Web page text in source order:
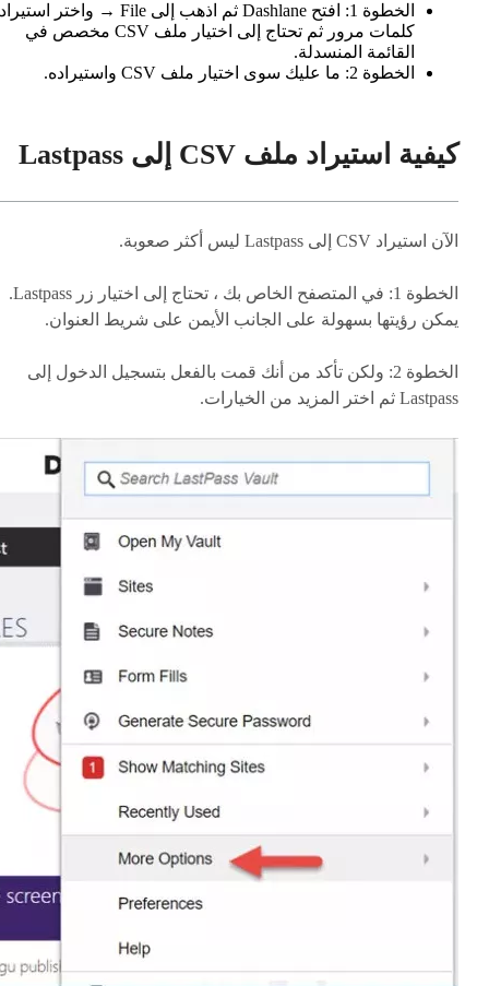
الخطوة 1: افتح Dashlane ثم اذهب إلى File → واختر استيراد
كلمات مرور ثم تحتاج إلى اختيار ملف CSV مخصص في
القائمة المنسدلة.
الخطوة 2: ما عليك سوى اختيار ملف CSV واستيراده.
كيفية استيراد ملف CSV إلى Lastpass
الآن استيراد CSV إلى Lastpass ليس أكثر صعوبة.
الخطوة 1: في المتصفح الخاص بك ، تحتاج إلى اختيار زر Lastpass.
يمكن رؤيتها بسهولة على الجانب الأيمن على شريط العنوان.
الخطوة 2: ولكن تأكد من أنك قمت بالفعل بتسجيل الدخول إلى
Lastpass ثم اختر المزيد من الخيارات.